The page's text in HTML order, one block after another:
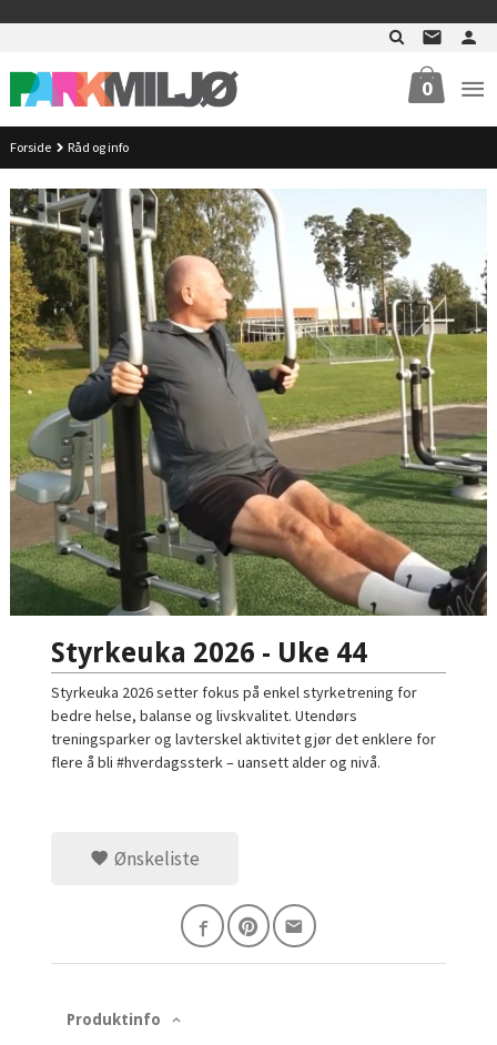
0
Forside Råd og info
Styrkeuka 2026 - Uke 44
Styrkeuka 2026 setter fokus på enkel styrketrening for
bedre helse, balanse og livskvalitet. Utendørs
treningsparker og lavterskel aktivitet gjør det enklere for
flere å bli #hverdagssterk – uansett alder og nivå.
Ønskeliste
Produktinfo